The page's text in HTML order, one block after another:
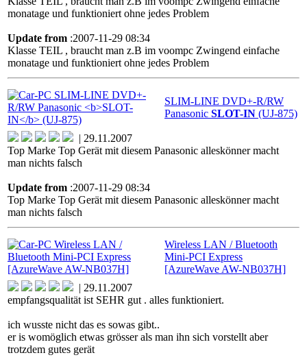
monatage und funktioniert ohne jedes Problem
Update from :2007-11-29 08:34
Klasse TEIL , braucht man z.B im voompc Zwingend einfache
monatage und funktioniert ohne jedes Problem
SLIM-LINE DVD+-R/RW
Panasonic SLOT-IN (UJ-875)
| 29.11.2007
Top Marke Top Gerät mit diesem Panasonic alleskönner macht
man nichts falsch
Update from :2007-11-29 08:34
Top Marke Top Gerät mit diesem Panasonic alleskönner macht
man nichts falsch
Wireless LAN / Bluetooth
Mini-PCI Express
[AzureWave AW-NB037H]
| 29.11.2007
empfangsqualität ist SEHR gut . alles funktioniert.
ich wusste nicht das es sowas gibt..
er is womöglich etwas grösser als man ihn sich vorstellt aber
trotzdem gutes gerät